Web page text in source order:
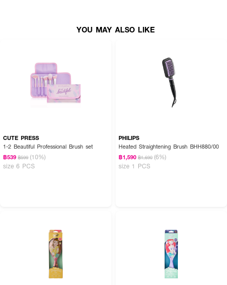
• ลดการขาดร่วงของเส้นผมได้ 45%
• ขนาด 91 g.
How To Use :
WET BRUSH Kids Detangler Scented Sweet Treats
สำหรับหวีผม จัด
YOU MAY ALSO LIKE
CUTE PRESS
1-2 Beautiful Professional Brush set
฿539 ฿599 (10%)
size 6 PCS
PHILIPS
Heated Straightening Brush BHH880/00
฿1,590 ฿1,690 (6%)
size 1 PCS